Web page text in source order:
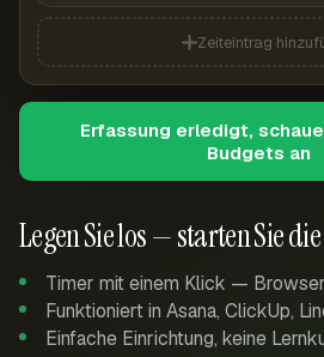
Legen Sie los — starten Sie
Timer mit einem Klick —
Funktioniert in Asana, ClickUp,
Einfache Einrichtung, keine
Zeiteintrag
Erfassung erledigt,
Budgets an